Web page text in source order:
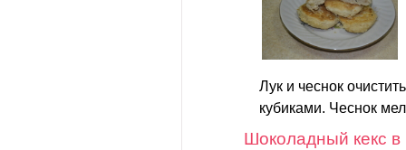
Лук и чеснок
кубиками. Чеснок
Шоколадный кекс в